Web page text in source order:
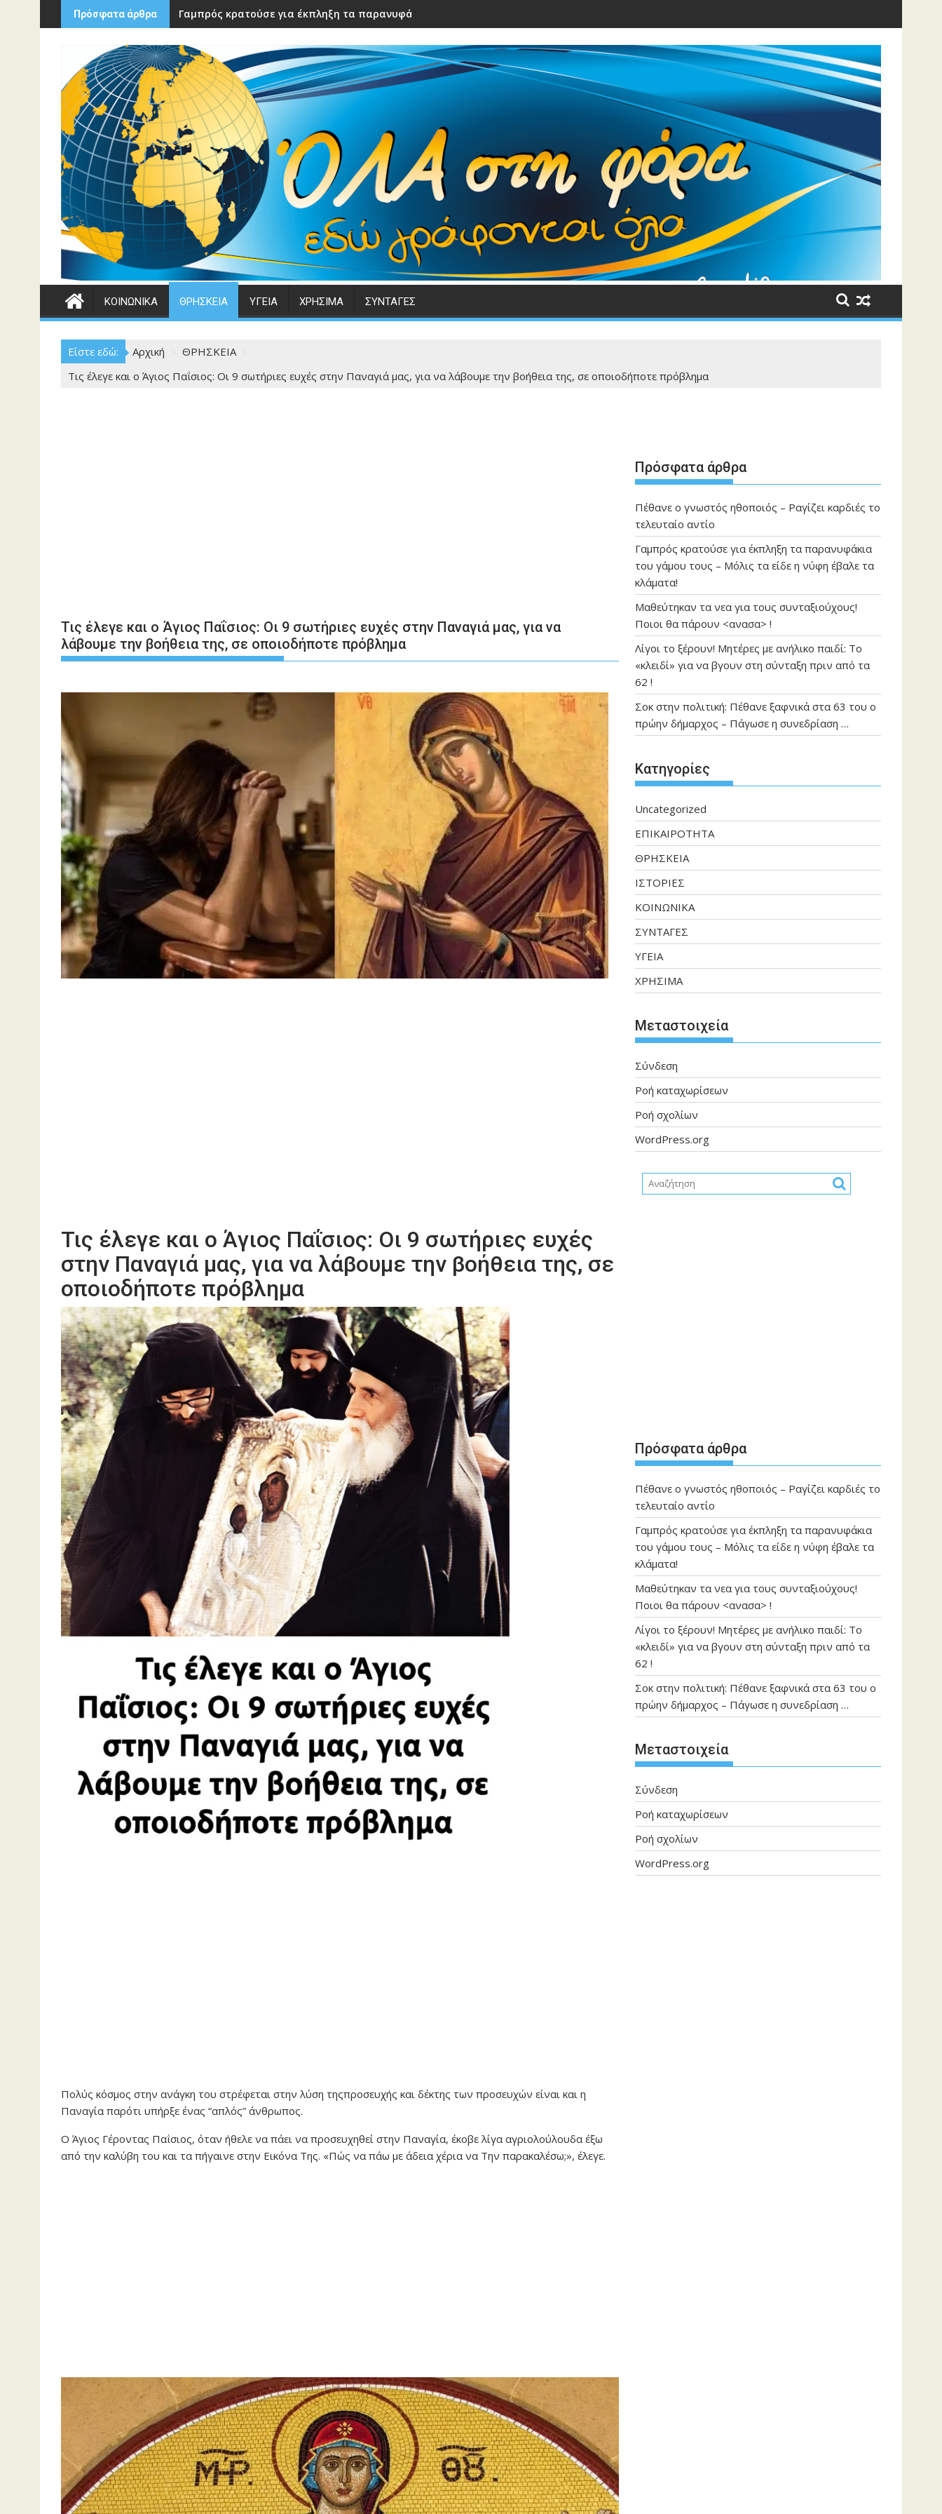
Περάστε
στο
περιεχόμενο
Πρόσφατα άρθρα Γαμπρός κρατούσε για έκπληξη τα παρανυφάκια του γάμου τους – Μόλις τα είδε η νύφη έβαλε τα κλάματα!
ΚΟΙΝΩΝΙΚΑ ΘΡΗΣΚΕΙΑ ΥΓΕΙΑ ΧΡΗΣΙΜΑ ΣΥΝΤΑΓΕΣ
Είστε εδώ: Αρχική
ΘΡΗΣΚΕΙΑ
Τις έλεγε και ο Άγιος Παΐσιος: Οι 9 σωτήριες ευχές στην Παναγιά μας, για να λάβουμε την βοήθεια της, σε οποιοδήποτε πρόβλημα
Τις έλεγε και ο Άγιος Παΐσιος: Οι 9 σωτήριες ευχές στην Παναγιά μας, για να
λάβουμε την βοήθεια της, σε οποιοδήποτε πρόβλημα
Τις έλεγε και ο Άγιος Παΐσιος: Οι 9 σωτήριες ευχές
στην Παναγιά μας, για να λάβουμε την βοήθεια της, σε
οποιοδήποτε πρόβλημα
Πολύς κόσμος στην ανάγκη του στρέφεται στην λύση τηςπροσευχής και δέκτης των προσευχών είναι και η
Παναγία παρότι υπήρξε ένας “απλός” άνθρωπος.
Ο Άγιος Γέροντας Παΐσιος, όταν ήθελε να πάει να προσευχηθεί στην Παναγία, έκοβε λίγα αγριολούλουδα έξω
από την καλύβη του και τα πήγαινε στην Εικόνα Της. «Πώς να πάω με άδεια χέρια να Την παρακαλέσω;», έλεγε.
Πρόσφατα άρθρα
Πέθανε ο γνωστός ηθοποιός – Ραγίζει καρδιές το
τελευταίο αντίο
Γαμπρός κρατούσε για έκπληξη τα παρανυφάκια
του γάμου τους – Μόλις τα είδε η νύφη έβαλε τα
κλάματα!
Μαθεύτηκαν τα νεα για τους συνταξιούχους!
Ποιοι θα πάρουν <ανασα> !
Λίγοι το ξέρουν! Μητέρες με ανήλικο παιδί: Το
«κλειδί» για να βγουν στη σύνταξη πριν από τα
62 !
Σοκ στην πολιτική: Πέθανε ξαφνικά στα 63 του ο
πρώην δήμαρχος – Πάγωσε η συνεδρίαση …
Kατηγορίες
Uncategorized
ΕΠΙΚΑΙΡΟΤΗΤΑ
ΘΡΗΣΚΕΙΑ
ΙΣΤΟΡΙΕΣ
ΚΟΙΝΩΝΙΚΑ
ΣΥΝΤΑΓΕΣ
ΥΓΕΙΑ
ΧΡΗΣΙΜΑ
Μεταστοιχεία
Σύνδεση
Ροή καταχωρίσεων
Ροή σχολίων
WordPress.org
Πρόσφατα άρθρα
Πέθανε ο γνωστός ηθοποιός – Ραγίζει καρδιές το
τελευταίο αντίο
Γαμπρός κρατούσε για έκπληξη τα παρανυφάκια
του γάμου τους – Μόλις τα είδε η νύφη έβαλε τα
κλάματα!
Μαθεύτηκαν τα νεα για τους συνταξιούχους!
Ποιοι θα πάρουν <ανασα> !
Λίγοι το ξέρουν! Μητέρες με ανήλικο παιδί: Το
«κλειδί» για να βγουν στη σύνταξη πριν από τα
62 !
Σοκ στην πολιτική: Πέθανε ξαφνικά στα 63 του ο
πρώην δήμαρχος – Πάγωσε η συνεδρίαση …
Μεταστοιχεία
Σύνδεση
Ροή καταχωρίσεων
Ροή σχολίων
WordPress.org